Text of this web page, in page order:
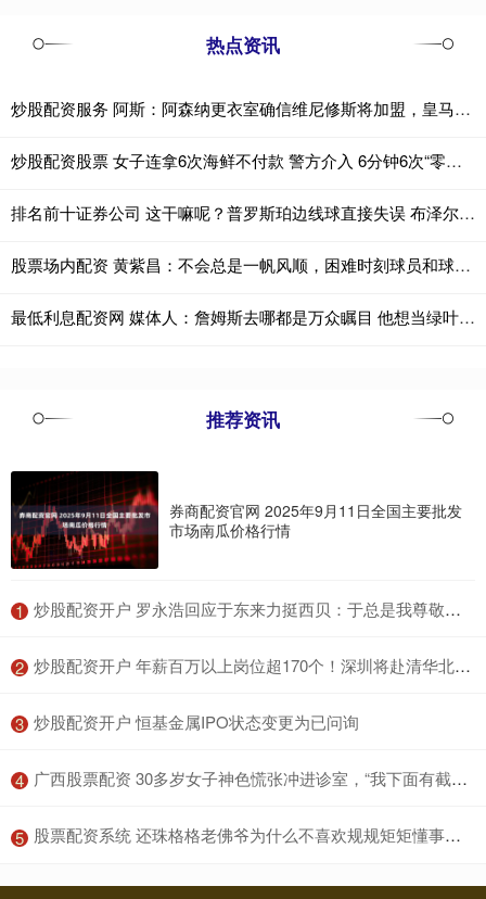
热点资讯
炒股配资服务 阿斯：阿森纳更衣室确信维尼修斯将加盟，皇马不会满足其薪资要求
炒股配资股票 女子连拿6次海鲜不付款 警方介入 6分钟6次“零元购”
排名前十证券公司 这干嘛呢？普罗斯珀边线球直接失误 布泽尔望球兴叹接不到
股票场内配资 黄紫昌：不会总是一帆风顺，困难时刻球员和球迷更要团结起来
最低利息配资网 媒体人：詹姆斯去哪都是万众瞩目 他想当绿叶现实也不允许
推荐资讯
券商配资官网 2025年9月11日全国主要批发
市场南瓜价格行情
1 ​炒股配资开户 罗永浩回应于东来力挺西贝：于总是我尊敬的企业家，千万不要被损友误导连累了名声
2 ​炒股配资开户 年薪百万以上岗位超170个！深圳将赴清华北大招揽AI英才
3 ​炒股配资开户 恒基金属IPO状态变更为已问询
4 ​广西股票配资 30多岁女子神色慌张冲进诊室，“我下面有截断针取不出来了”
5 ​股票配资系统 还珠格格老佛爷为什么不喜欢规规矩矩懂事的紫薇？